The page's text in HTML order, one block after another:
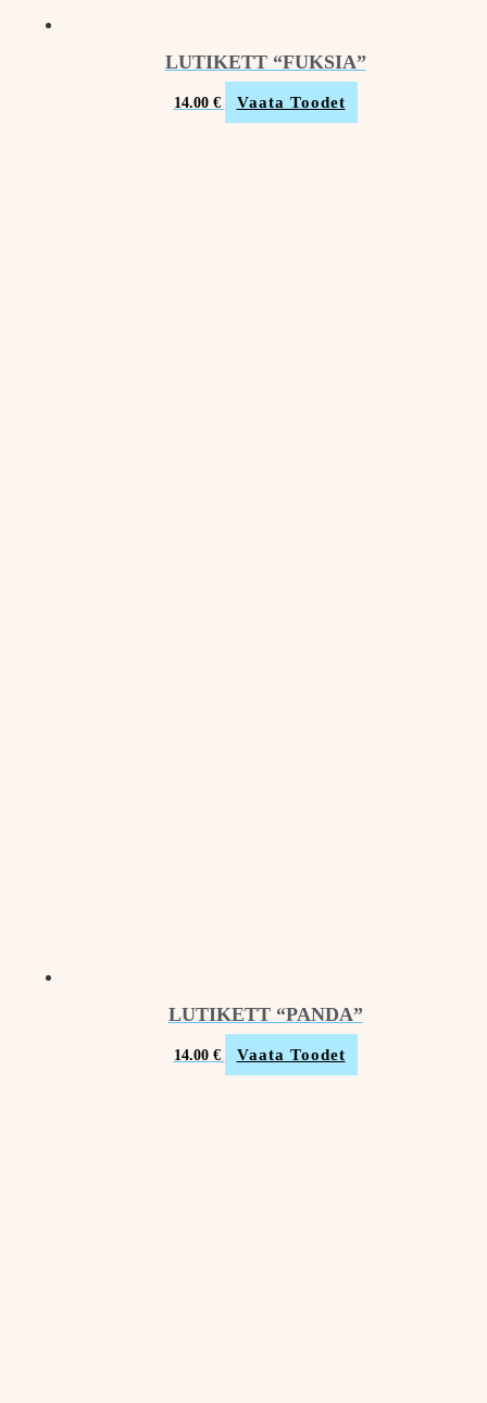
LUTIKETT “FUKSIA”
14.00 € Vaata Toodet
LUTIKETT “PANDA”
14.00 € Vaata Toodet